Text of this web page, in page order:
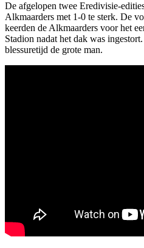
De afgelopen twee Eredivisie-
Alkmaarders met 1-0 te sterk. De
keerden de Alkmaarders voor het
Stadion nadat het dak was
blessuretijd de grote man.